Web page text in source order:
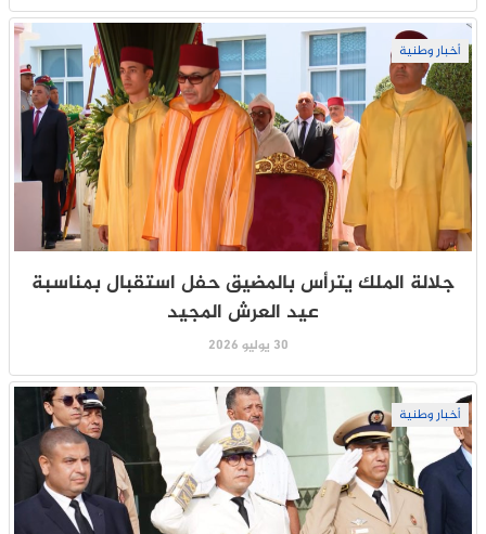
أخبار وطنية
جلالة الملك يترأس بالمضيق حفل استقبال بمناسبة
عيد العرش المجيد
30 يوليو 2026
أخبار وطنية